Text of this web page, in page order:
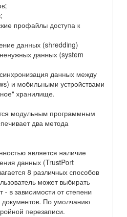
профайлы доступа к
данных (shredding)
данных (system
данных между
и мобильными устройствами
хранилище.
модульным программным
два метода
является наличие
данных (TrustPort
8 различных способов
может выбирать
в зависимости от степени
По умолчанию
перезаписи.